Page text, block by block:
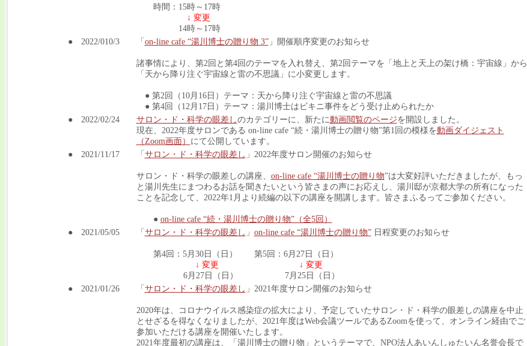
時間：15時～17時
↓ 変更
14時～17時
● 2022/010/3
「 on-line cafe “湯川博士の贈り物 3”」開催順序変更のお知らせ
諸事情により、第2回と第4回のテーマを入れ替え、第2回テーマを「地上と天上の架け橋：宇宙線」から
「天から降り注ぐ宇宙線と雷の不思議」に小変更します。
● 第2回（10月16日）テーマ：天から降り注ぐ宇宙線と雷の不思議
● 第4回（12月17日）テーマ：湯川博士はビキニ事件をどう受け止められたか
● 2022/02/24
サロン・ド・科学の眼差しのカテゴリーに、新たに動画閲覧のページを開設しました。
現在、2022年度サロンである on-line cafe “続・湯川博士の贈り物”第1回の模様を動画ダイジェスト
（Zoom画面） にて公開しています。
● 2021/11/17
「 サロン・ド・科学の眼差し 」2022年度サロン開催のお知らせ
サロン・ド・科学の眼差しの講座、 on-line cafe “湯川博士の贈り物”は大変好評いただきましたが、もっ
と湯川先生にまつわるお話を聞きたいという皆さまの声にお応えし、湯川邸が京都大学の所有になった
ことを記念して、2022年1月より続編の以下の講座を開講します。皆さまふるってご参加ください。
● on-line cafe “続・湯川博士の贈り物”（全5回）
● 2021/05/05
「 サロン・ド・科学の眼差し 」 on-line cafe “湯川博士の贈り物”日程変更のお知らせ
第4回：5月30日（日） 第5回：6月27日（日）
↓ 変更
↓ 変更
6月27日（日） 7月25日（日）
● 2021/01/26
「 サロン・ド・科学の眼差し 」2021年度サロン開催のお知らせ
2020年は、コロナウイルス感染症の拡大により、予定していたサロン・ド・科学の眼差しの講座を中止
とせざるを得なくなりましたが、2021年度はWeb会議ツールであるZoomを使って、オンライン経由でご
参加いただける講座を開催いたします。
2021年度最初の講座は、「湯川博士の贈り物」というテーマで、NPO法人あいんしゅたいん名誉会長で